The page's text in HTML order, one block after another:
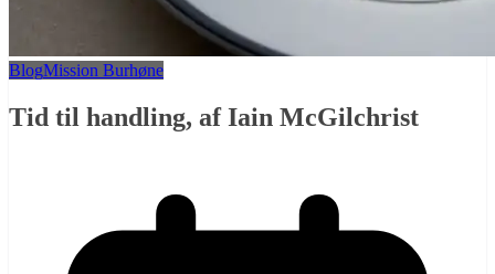
BlogMission Burhøne
Tid til handling, af Iain McGilchrist